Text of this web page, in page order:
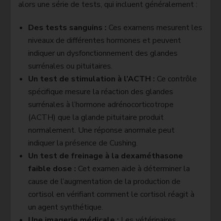
alors une série de tests, qui incluent généralement :
Des tests sanguins : Ces examens mesurent les
niveaux de différentes hormones et peuvent
indiquer un dysfonctionnement des glandes
surrénales ou pituitaires.
Un test de stimulation à l’ACTH : Ce contrôle
spécifique mesure la réaction des glandes
surrénales à l’hormone adrénocorticotrope
(ACTH) que la glande pituitaire produit
normalement. Une réponse anormale peut
indiquer la présence de Cushing.
Un test de freinage à la dexaméthasone
faible dose : Cet examen aide à déterminer la
cause de l’augmentation de la production de
cortisol en vérifiant comment le cortisol réagit à
un agent synthétique.